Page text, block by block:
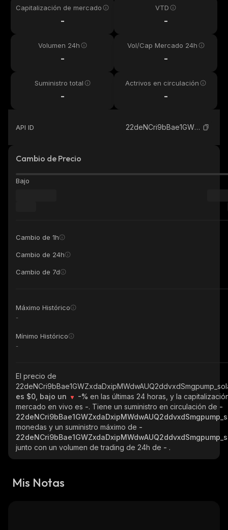
Capitalización de mercado
-
VTD
-
Volumen 24h
-
Vol/Cap Mercado 24h
-
Suministro total
-
Actrivos en circulación
-
API ID 22deNCri9bBae1GWZxdaDxipMWdwAUQ2ddvxdSmgpump_solana
Cambio de Precio
Bajo
Cambio de 1h
Cambio de 24h
Cambio de 7d
Máximo Histórico
-
Mínimo Histórico
-
El precio de
es $0, bajo un
-% en las últimas 24 horas, y la
mercado en vivo es -. Tiene un suministro en circulación de -
monedas y un suministro máximo de -
junto con un volumen de trading de 24h de - .
Mis Notas